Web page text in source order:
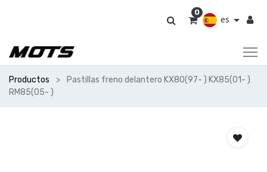
es
0
Productos
Pastillas freno delantero KX80(97- ) KX85(01- )
RM85(05- )